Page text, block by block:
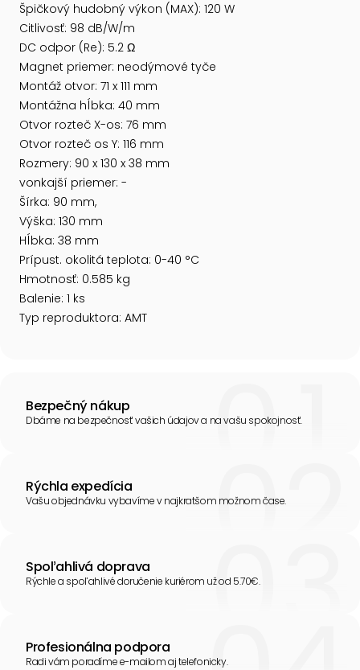
Špičkový hudobný výkon (MAX): 120 W
Citlivosť: 98 dB/W/m
DC odpor (Re): 5.2 Ω
Magnet priemer: neodýmové tyče
Montáž otvor: 71 x 111 mm
Montážna hĺbka: 40 mm
Otvor rozteč X-os: 76 mm
Otvor rozteč os Y: 116 mm
Rozmery: 90 x 130 x 38 mm
vonkajší priemer: -
Šírka: 90 mm,
Výška: 130 mm
Hĺbka: 38 mm
Prípust. okolitá teplota: 0-40 °C
Hmotnosť: 0.585 kg
Balenie: 1 ks
Typ reproduktora: AMT
Bezpečný nákup
Dbáme na bezpečnosť vašich údajov a na vašu spokojnosť.
Rýchla expedícia
Vašu objednávku vybavíme v najkratšom možnom čase.
Spoľahlivá doprava
Rýchle a spoľahlivé doručenie kuriérom už od 5.70€.
Profesionálna podpora
Radi vám poradíme e-mailom aj telefonicky.